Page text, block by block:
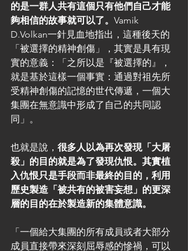
的是一群人共有這個只有他們自己才能
夠相信的故事就可以了。 Vamik
D.Volkan一針見血地指出，這種後天的
「被選擇的精神創傷」，其實是具有現
實的意義：「之所以是『被選擇的』，
就是基於這樣一個事實：通過對祖先所
受精神創傷的記憶的世代傳遞，一個大
集團在無意識中形成了自己的共同認
同」。
也就是說， 很多人以為再次發現「大屠
殺」的目的就是為了發現仇恨。其實植
入仇恨只是手段而非最終的目的，利用
歷史製造「被共有的被害妄想」的更深
層的目的在於製造新的集體意識。
「一個給大集團的所有成員或者大部分
成員直接帶來深刻屈辱感的慘禍，可以